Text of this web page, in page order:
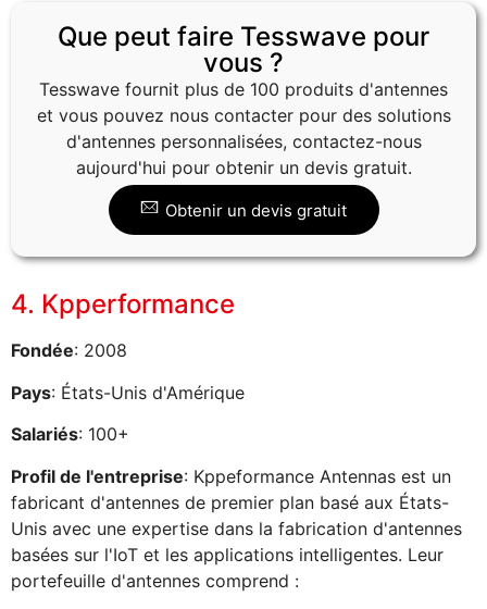
Que peut faire Tesswave pour
vous ?
Tesswave fournit plus de 100 produits d'antennes
et vous pouvez nous contacter pour des solutions
d'antennes personnalisées, contactez-nous
aujourd'hui pour obtenir un devis gratuit.
Obtenir un devis gratuit
4. Kpperformance
Fondée: 2008
Pays: États-Unis d'Amérique
Salariés: 100+
Profil de l'entreprise: Kppeformance Antennas est un
fabricant d'antennes de premier plan basé aux États-
Unis avec une expertise dans la fabrication d'antennes
basées sur l'IoT et les applications intelligentes. Leur
portefeuille d'antennes comprend :